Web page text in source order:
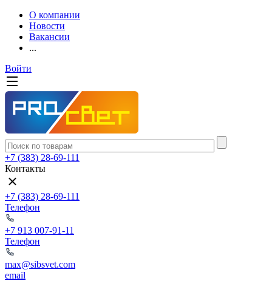
О компании
Новости
Вакансии
...
Войти
+7 (383) 28-69-111
Контакты
+7 (383) 28-69-111
Телефон
+7 913 007-91-11
Телефон
max@sibsvet.com
email